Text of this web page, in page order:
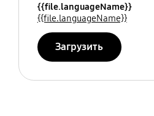
{{file.languageName}}
{{file.languageName}}
Загрузить